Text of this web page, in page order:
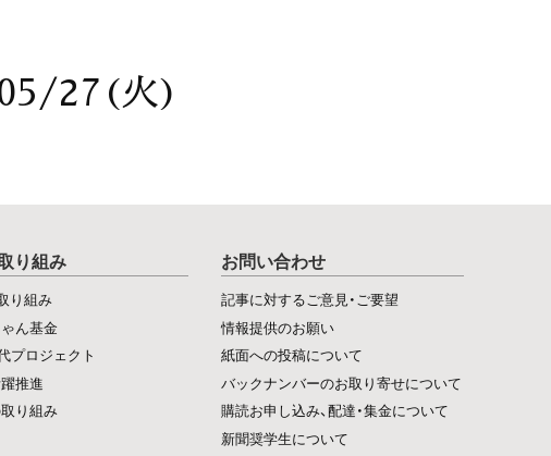
05/27(火)
り組み
り組み
ん基金
プロジェクト
推進
り組み
お問い合わせ
記事に対するご意見・ご要望
情報提供のお願い
紙面への投稿について
バックナンバーのお取り寄せについて
購読お申し込み、配達・集金について
新聞奨学生について